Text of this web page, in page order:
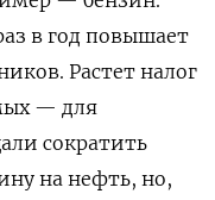
в год повышает
Растет налог
— для
сократить
на нефть, но,